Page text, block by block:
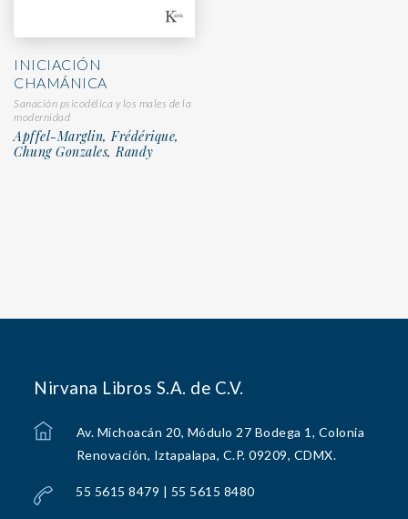
INICIACIÓN
CHAMÁNICA
Sanación psicodélica y los males de la
modernidad
Apffel-Marglin, Frédérique,
Chung Gonzales, Randy
Nirvana Libros S.A. de C.V.
Av. Michoacán 20, Módulo 27 Bodega 1, Colonia
Renovación, Iztapalapa, C.P. 09209, CDMX.
55 5615 8479 | 55 5615 8480